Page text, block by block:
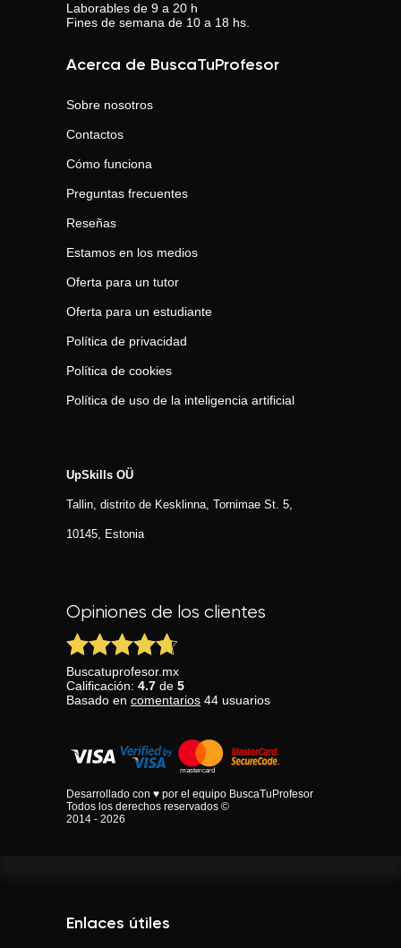
Laborables de 9 a 20 h
Fines de semana de 10 a 18 hs.
Acerca de BuscaTuProfesor
Sobre nosotros
Contactos
Cómo funciona
Preguntas frecuentes
Reseñas
Estamos en los medios
Oferta para un tutor
Oferta para un estudiante
Política de privacidad
Política de cookies
Política de uso de la inteligencia artificial
UpSkills OÜ
Tallin, distrito de Kesklinna, Tornimаe St. 5,
10145, Estonia
Opiniones de los clientes
Buscatuprofesor.mx
Calificación: 4.7 de 5
Basado en comentarios 44 usuarios
Desarrollado con ♥ por el equipo BuscaTuProfesor
Todos los derechos reservados ©
2014 - 2026
Enlaces útiles